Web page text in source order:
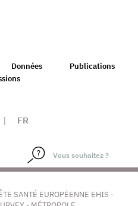
Données
Publications
| FR
SANTÉ EUROPÉENNE EHIS -